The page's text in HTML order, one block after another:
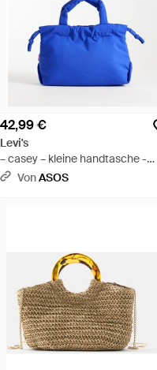
42,99 €
Levi's
– casey – kleine handtasche -
BlauVonASOS